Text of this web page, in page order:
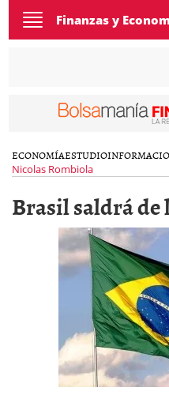
Toggle
navigation
Finanzas y
ECONOMÍAESTUDIO
Nicolas Rombiola
Brasil saldrá de